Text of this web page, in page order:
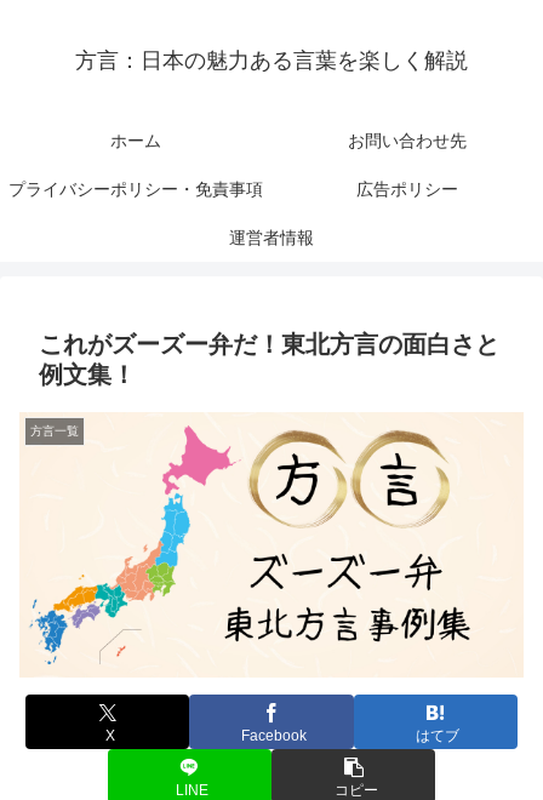
方言：日本の魅力ある言葉を楽しく解説
ホーム お問い合わせ先
プライバシーポリシー・免責事項 広告ポリシー
運営者情報
これがズーズー弁だ！東北方言の面白さと
例文集！
方言一覧
X Facebook はてブ
LINE コピー